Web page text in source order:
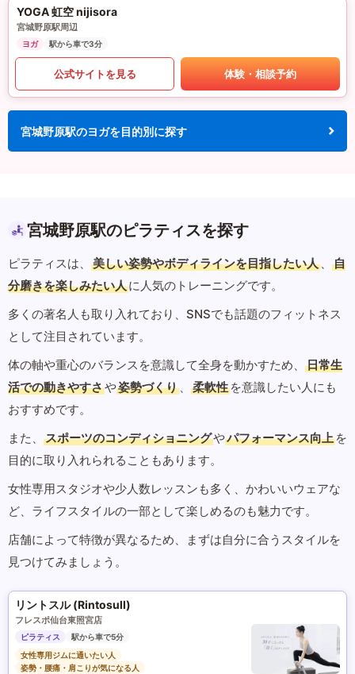
YOGA 虹空 nijisora
宮城野原駅周辺
ヨガ 駅から車で3分
公式サイトを見る 体験・相談予約
宮城野原駅のヨガを目的別に探す
宮城野原駅のピラティスを探す
ピラティスは、 美しい姿勢やボディラインを目指したい人 、
自
分磨きを楽しみたい人に人気のトレーニングです。
多くの著名人も取り入れており、SNSでも話題のフィットネス
として注目されています。
体の軸や重心のバランスを意識して全身を動かすため、
日常生
活での動きやすさや姿勢づくり 、 柔軟性 を意識したい人にも
おすすめです。
また、
スポーツのコンディショニングやパフォーマンス向上 を
目的に取り入れられることもあります。
女性専用スタジオや少人数レッスンも多く、かわいいウェアな
ど、ライフスタイルの一部として楽しめるのも魅力です。
店舗によって特徴が異なるため、まずは自分に合うスタイルを
見つけてみましょう。
リントスル (Rintosull)
フレスポ仙台東照宮店
ピラティス
駅から車で5分
女性専用ジムに通いたい人
姿勢・腰痛・肩こりが気になる人